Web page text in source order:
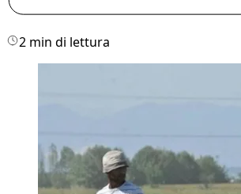
2 min di lettura